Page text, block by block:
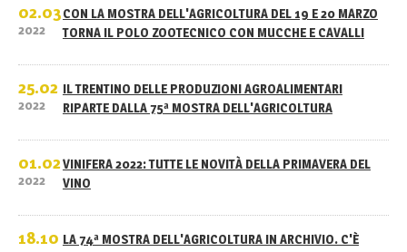
02.03
2022
CON LA MOSTRA DELL'AGRICOLTURA DEL 19 E 20 MARZO
TORNA IL POLO ZOOTECNICO CON MUCCHE E CAVALLI
25.02
2022
IL TRENTINO DELLE PRODUZIONI AGROALIMENTARI
RIPARTE DALLA 75ª MOSTRA DELL'AGRICOLTURA
01.02
2022
VINIFERA 2022: TUTTE LE NOVITÀ DELLA PRIMAVERA DEL
VINO
18.10 LA 74ª MOSTRA DELL'AGRICOLTURA IN ARCHIVIO. C'È